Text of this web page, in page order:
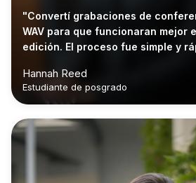
"Convertí grabaciones de
WAV para que funcionaran mejor
edición. El proceso fue simple y
Hannah Reed
Estudiante de posgrado